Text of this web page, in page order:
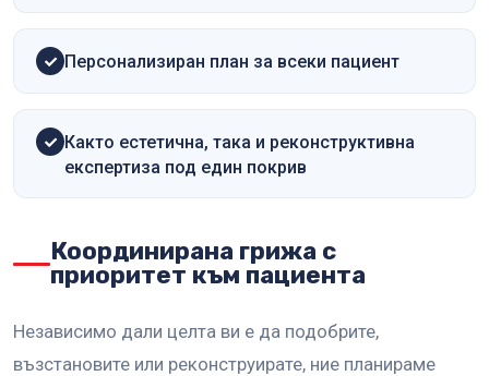
Персонализиран план за всеки пациент
Както естетична, така и реконструктивна
експертиза под един покрив
Координирана грижа с
приоритет към пациента
Независимо дали целта ви е да подобрите,
възстановите или реконструирате, ние планираме